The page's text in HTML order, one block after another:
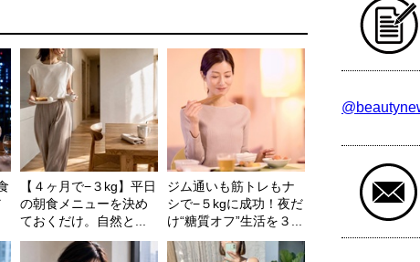
【４ヶ月で−３kg】平日
の朝食メニューを決め
ておくだけ。自然と...
ジム通いも筋トレもナ
シで−５kgに成功！夜だ
け“糖質オフ”生活を３...